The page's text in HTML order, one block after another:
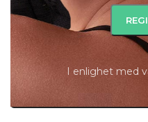
I enlighet med
I lager
LÄGG